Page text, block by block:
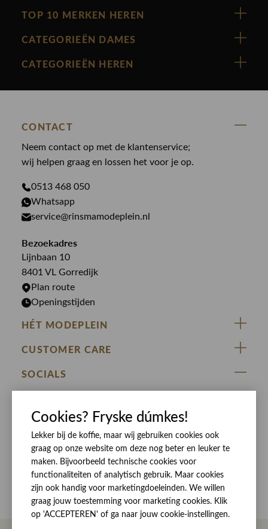
TOP 10 MERKEN HEREN
Vanguard
Cast Iron
Paul en Shark
PME Legend
Butcher of Blue
Bekijk alle merken >
CATEGORIEËN DAMES
Nieuw binnen
Blouses
Broeken
Gilets
Jassen
Jeans
Jurken
CATEGORIEËN HEREN
Broeken
Colberts
Giftcards
Jassen
Overhemden
T-shirts
CONTACT
Neem contact op met de klantenservice;
wij helpen graag en lossen het voor je op.
0513 468 050
Whatsapp
service@rinsmamodeplein.nl
Bezoekadres
Lijnbaan 10
8401 VL Gorredijk
Plan route
Openingstijden
HÉT MODEPLEIN
ZIJ VAN RINSMA
DE HEEREN VAN RINSMA
RINSMA.CONCEPTS
Eten en drinken
Openingstijden
Werken bij RINSMA
CUSTOMER CARE
Veelgestelde vragen
Retourneren & Ruilen
Betaalmethoden
Bezorgen
Contact
Reviews
SOCIALS
Cookies? Fryske dúmkes!
Lekker bij de koffie, maar wij gebruiken cookies ook
graag op onze website om deze nog beter en leuker te
maken. Bijvoorbeeld technische cookies voor
functionaliteiten of analytisch gebruik. Maar cookies
zijn ook handig voor marketingdoeleinden. We willen
graag jouw toestemming voor marketing cookies. Klik
op 'ACCEPTEREN' of ga naar jouw cookie-instellingen.